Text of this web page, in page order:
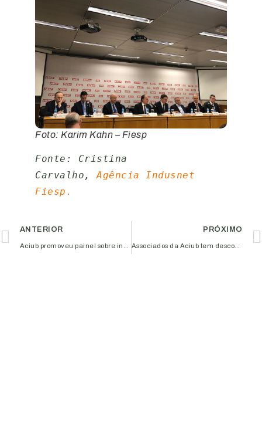
Foto: Karim Kahn – Fiesp
Fonte: Cristina
Carvalho, Agência Indusnet
Fiesp.
ANTERIOR PRÓXIMO